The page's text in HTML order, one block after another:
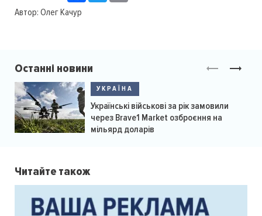
Автор: Олег Качур
Останні новини
УКРАЇНА
Українські військові за рік замовили
через Brave1 Market озброєння на
мільярд доларів
Читайте також